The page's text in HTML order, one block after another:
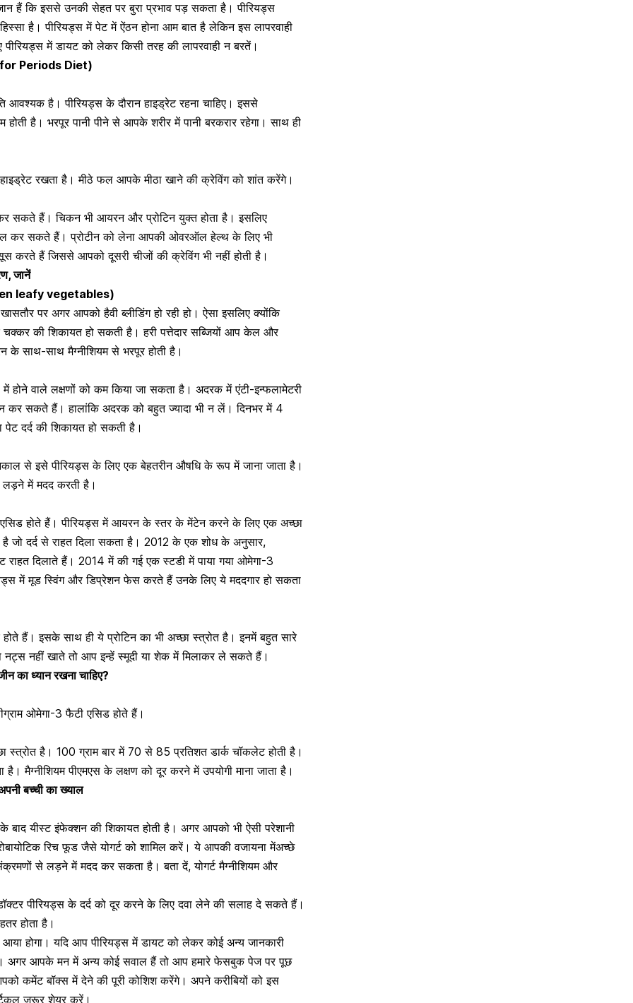
हैं कि इससे उनकी सेहत पर बुरा प्रभाव पड़ सकता है। पीरियड्स
है। पीरियड्स में पेट में ऐंठन होना आम बात है लेकिन इस लापरवाही
में डायट को लेकर किसी तरह की लापरवाही न बरतें।
for Periods Diet)
आवश्यक है। पीरियड्स के दौरान हाइड्रेट रहना चाहिए। इससे
है। भरपूर पानी पीने से आपके शरीर में पानी बरकरार रहेगा। साथ ही
रखता है। मीठे फल आपके मीठा खाने की क्रेविंग को शांत करेंगे।
सकते हैं। चिकन भी आयरनऔर प्रोटिन युक्त होता है। इसलिए
कर सकते हैं। प्रोटीन को लेना आपकी ओवरऑल हेल्थ के लिए भी
हैं जिससे आपको दूसरी चीजों की क्रेविंग भी नहीं होती है।
जानें
leafy vegetables)
पर अगर आपको हैवी ब्लीडिंग हो रही हो। ऐसा इसलिए क्योंकि
चक्करकी शिकायत हो सकती है। हरी पत्तेदार सब्जियों आप केल और
साथ-साथ मैग्नीशियम से भरपूर होती है।
होने वाले लक्षणों को कम किया जा सकता है। अदरक में एंटी-इन्फलामेटरी
कर सकते हैं। हालांकि अदरक को बहुत ज्यादा भी न लें। दिनभर में 4
दर्द की शिकायत हो सकती है।
से इसे पीरियड्स के लिए एक बेहतरीन औषधि के रूप में जाना जाता है।
लड़ने में मदद करती है।
होते हैं। पीरियड्स में आयरन के स्तर के मेंटेन करने के लिए एक अच्छा
जो दर्द से राहत दिला सकता है। 2012 के एक शोध के अनुसार,
राहत दिलाते हैं। 2014 में की गई एक स्टडी में पाया गया ओमेगा-3
में मूड स्विंग और डिप्रेशन फेस करते हैं उनके लिए ये मददगार हो सकता
हैं। इसके साथ ही ये प्रोटिन का भी अच्छा स्त्रोत है। इनमें बहुत सारे
नट्स नहीं खाते तो आप इन्हें स्मूदी या शेक में मिलाकर ले सकते हैं।
का ध्यान रखना चाहिए?
ओमेगा-3 फैटी एसिड होते हैं।
स्त्रोत है। 100 ग्राम बार में 70 से 85 प्रतिशत डार्क चॉकलेट होती है।
है। मैग्नीशियमपीएमएस के लक्षण को दूर करने में उपयोगी माना जाता है।
बच्ची का ख्याल
बादयीस्ट इंफेक्शनकी शिकायत होती है। अगर आपको भी ऐसी परेशानी
रिच फूड जैसेयोगर्टको शामिल करें। ये आपकी वजायना मेंअच्छे
से लड़ने में मदद कर सकता है। बता दें, योगर्ट मैग्नीशियम और
पीरियड्स के दर्द को दूर करने के लिए दवा लेने की सलाह दे सकते हैं।
होता है।
होगा। यदि आप पीरियड्स में डायट को लेकर कोई अन्य जानकारी
आपके मन में अन्य कोई सवाल हैं तो आप हमारे फेसबुक पेज पर पूछ
कमेंट बॉक्स में देने की पूरी कोशिश करेंगे। अपने करीबियों को इस
जरूर शेयर करें।